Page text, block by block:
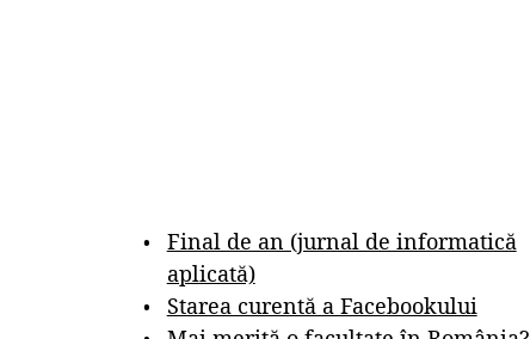
Final de an (jurnal de informatică
aplicată)
Starea curentă a Facebookului